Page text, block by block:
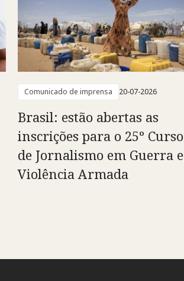
Comunicado de imprensa 20-07-2026
Brasil: estão abertas as
inscrições para o 25º Curso
de Jornalismo em Guerra e
Violência Armada